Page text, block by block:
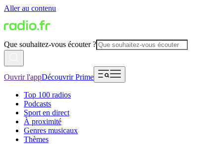
Aller au contenu
Que souhaitez-vous écouter ?
Ouvrir l'appDécouvrir Prime
Top 100 radios
Podcasts
Sport en direct
À proximité
Genres musicaux
Thèmes